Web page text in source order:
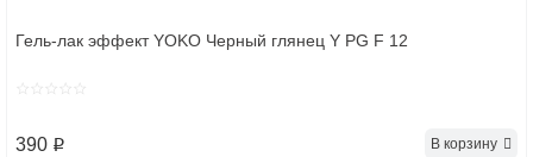
Гель-лак эффект YOKO Черный глянец Y PG F 12
390 p В корзину